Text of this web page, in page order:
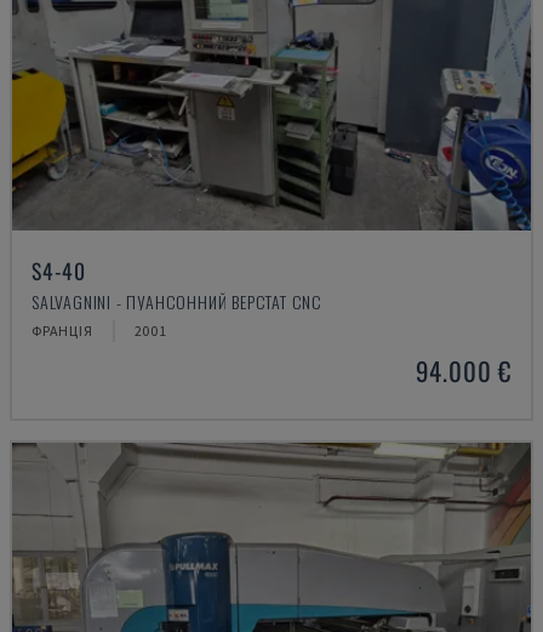
S4-40
SALVAGNINI - ПУАНСОННИЙ ВЕРСТАТ CNC
ФРАНЦІЯ 2001
94.000 €